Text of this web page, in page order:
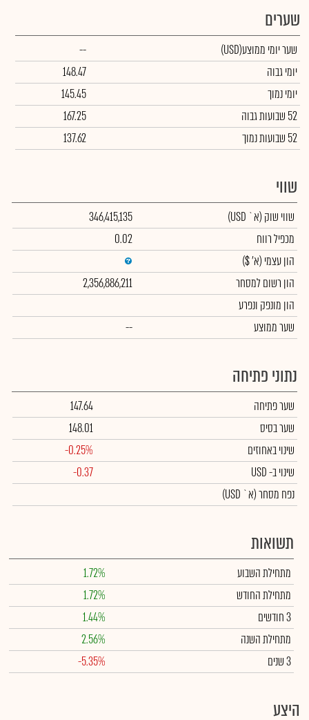
שערים
שער יומי ממוצע(USD)
--
יומי גבוה
148.47
יומי נמוך
145.45
52 שבועות גבוה
167.25
52 שבועות נמוך
137.62
שווי
שווי שוק (א` USD)
346,415,135
מכפיל רווח
0.02
הון עצמי (א' $)
הון רשום למסחר
2,356,886,211
הון מונפק ונפרע
שער ממוצע
--
נתוני פתיחה
שער פתיחה
147.64
שער בסיס
148.01
שינוי באחוזים
-0.25%
שינויב- USD
-0.37
נפח מסחר(א` USD)
תשואות
מתחילת השבוע
1.72%
מתחילת החודש
1.72%
3 חודשים
1.44%
מתחילת השנה
2.56%
3 שנים
-5.35%
היצע